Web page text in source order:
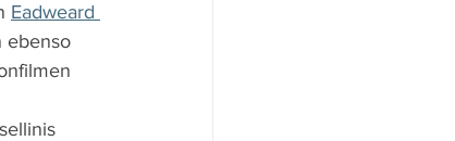
Eadweard
ebenso